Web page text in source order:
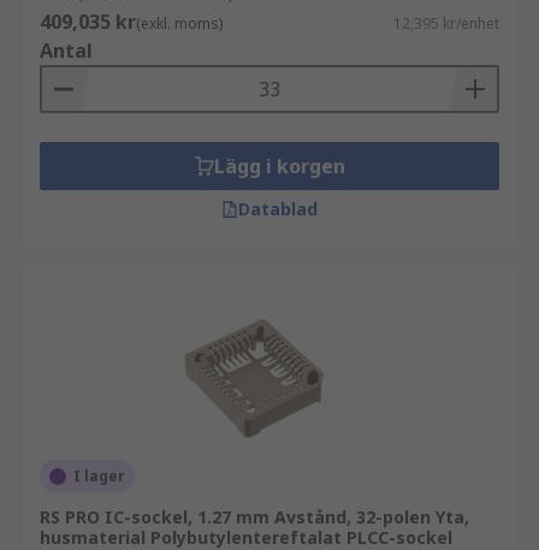
409,035 kr(exkl. moms) 12,395 kr/enhet
Antal
Lägg i korgen
Datablad
I lager
RS PRO IC-sockel, 1.27 mm Avstånd, 32-polen Yta,
husmaterial Polybutylentereftalat PLCC-sockel